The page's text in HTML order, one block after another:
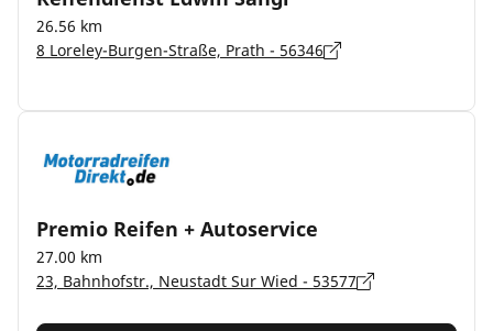
26.56 km
8 Loreley-Burgen-Straße, Prath - 56346
Premio Reifen + Autoservice
27.00 km
23, Bahnhofstr., Neustadt Sur Wied - 53577